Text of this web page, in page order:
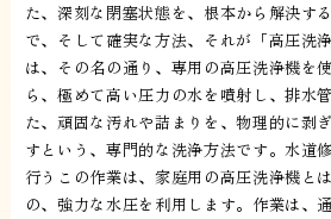
た、深刻な閉塞状態を、根本から解決す
で、そして確実な方法、それが「高圧洗
は、その名の通り、専用の高圧洗浄機を
ら、極めて高い圧力の水を噴射し、排水
た、頑固な汚れや詰まりを、物理的に剥
すという、専門的な洗浄方法です。水道
行うこの作業は、家庭用の高圧洗浄機と
の、強力な水圧を利用します。作業は、